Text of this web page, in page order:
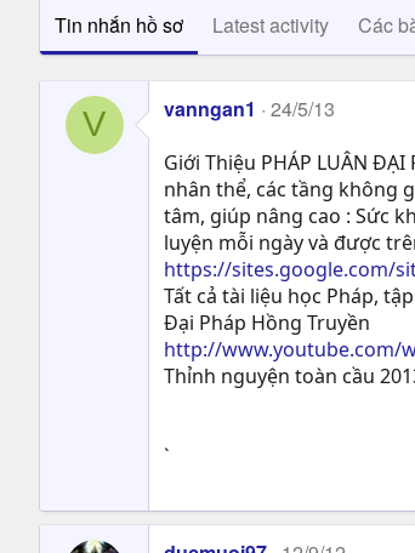
Tin nhắn hồ sơ Latest activity Các
V vanngan1 24/5/13
Giới Thiệu PHÁP LUÂN
nhân thể, các tầng không
tâm, giúp nâng cao : Sức
luyện mỗi ngày và được
https://sites.google.com/
Tất cả tài liệu học Pháp,
Đại Pháp Hồng Truyền
http://www.youtube.com/
Thỉnh nguyện toàn cầu
`